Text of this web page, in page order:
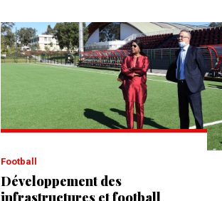
Football
Développement des
infrastructures et football